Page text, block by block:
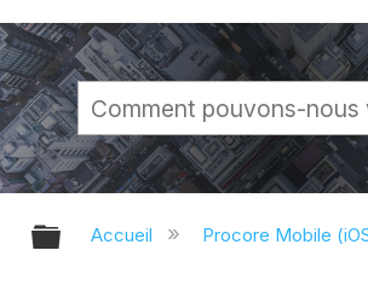
Développer/réduire
Accueil Procore Mobile